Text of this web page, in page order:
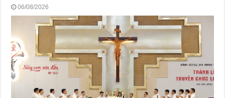
06/08/2026